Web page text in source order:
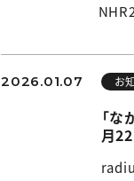
2026.01.07 お
「
月